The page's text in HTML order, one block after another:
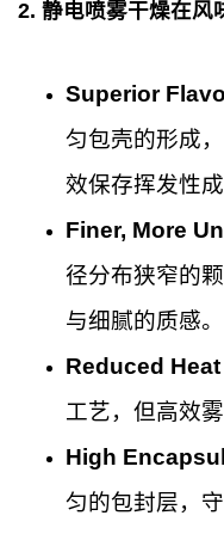
2. 静电喷雾干燥在风
Superior
匀包壳的形成
效保存挥发性成
Finer, More
径分布狭窄的
与细腻的质感。
Reduced
工艺，但高效
High
匀的包封层，